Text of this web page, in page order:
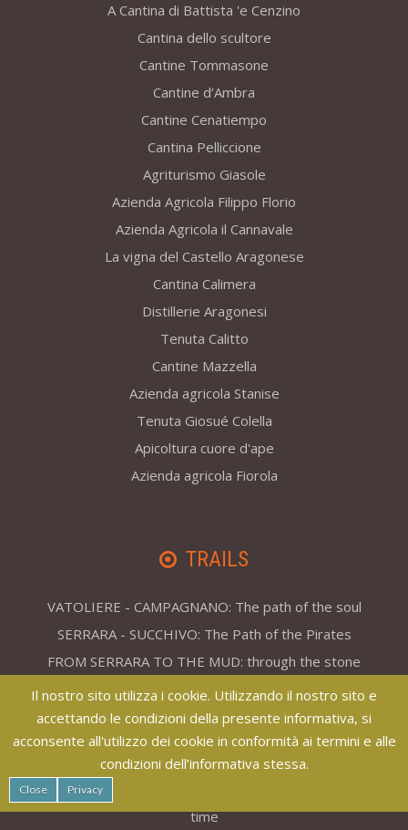
A Cantina di Battista 'e Cenzino
Cantina dello scultore
Cantine Tommasone
Cantine d’Ambra
Cantine Cenatiempo
Cantina Pelliccione
Agriturismo Giasole
Azienda Agricola Filippo Florio
Azienda Agricola il Cannavale
La vigna del Castello Aragonese
Cantina Calimera
Distillerie Aragonesi
Tenuta Calitto
Cantine Mazzella
Azienda agricola Stanise
Tenuta Giosué Colella
Apicoltura cuore d'ape
Azienda agricola Fiorola
TRAILS
VATOLIERE - CAMPAGNANO: The path of the soul
SERRARA - SUCCHIVO: The Path of the Pirates
FROM SERRARA TO THE MUD: through the stone
houses
crest of the island
volcanoes
SERRARA - EPOMEO: a journey through space and
time
Il nostro sito utilizza i cookie. Utilizzando il nostro sito e
accettando le condizioni della presente informativa, si
acconsente all'utilizzo dei cookie in conformità ai termini e alle
condizioni dell’informativa stessa.
Close Privacy